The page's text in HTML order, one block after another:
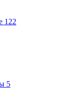
122
5